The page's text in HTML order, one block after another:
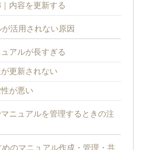
内容を更新する
活用されない原因
アルが長すぎる
が更新されない
が悪い
ニュアルを管理するときの注
めのマニュアル作成・管理・共